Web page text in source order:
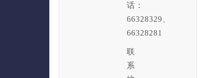
话：
66328329、
66328281
联
系